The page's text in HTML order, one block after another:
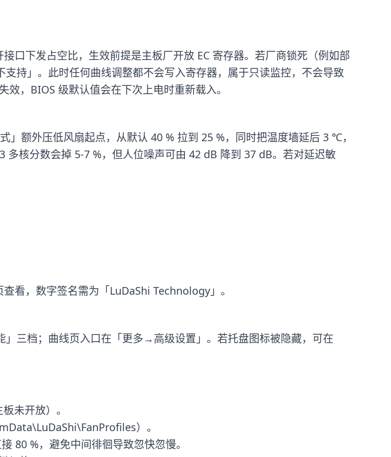
下发占空比，生效前提是主板厂开放 EC 寄存器。若厂商锁死（例如部
持」。此时任何曲线调整都不会写入寄存器，属于只读监控，不会导致
，BIOS 级默认值会在下次上电时重新载入。
额外压低风扇起点，从默认 40 % 拉到 25 %，同时把温度墙延后 3 ℃，
核分数会掉 5-7 %，但人位噪声可由 42 dB 降到 37 dB。若对延迟敏
看，数字签名需为「LuDaShi Technology」。
三档；曲线页入口在「更多→高级设置」。若托盘图标被隐藏，可在
未开放）。
）。
%，避免中间徘徊导致忽快忽慢。